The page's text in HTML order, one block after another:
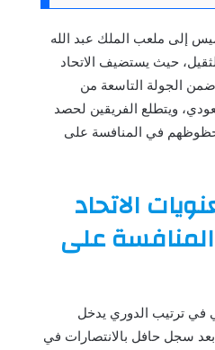
إلى ملعب الملك عبد الله
حيث يستضيف الاتحاد
الجولة التاسعة من
ويتطلع الفريقين لحصد
حظوظهم في المنافسة على
الاتحاد
على
في ترتيب الدوري يدخل
بعد سجل حافل بالانتصارات في